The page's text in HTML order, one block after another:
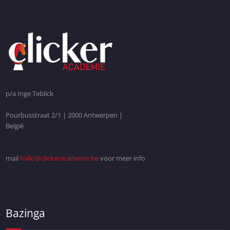
p/a Inge Teblick
Pourbusstraat 2/1 | 2000 Antwerpen |
België
mail hallo@clickeracademie.bevoor meer info
Bazinga